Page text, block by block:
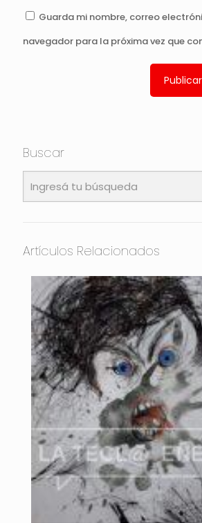
Guarda mi nombre, correo
navegador para la próxima vez que
Buscar
Artículos Relacionados